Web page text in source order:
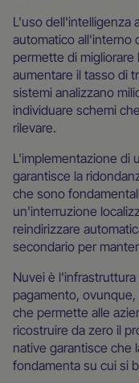
L'uso dell'intelligenza
automatico all'interno
permette di
aumentare il tasso di
sistemi analizzano
individuare schemi
rilevare.
L'implementazione di
garantisce la
che sono
un'interruzione
reindirizzare
secondario per
Nuvei è
pagamento,
che permette alle
ricostruire da zero il
native garantisce che
fondamenta su cui si